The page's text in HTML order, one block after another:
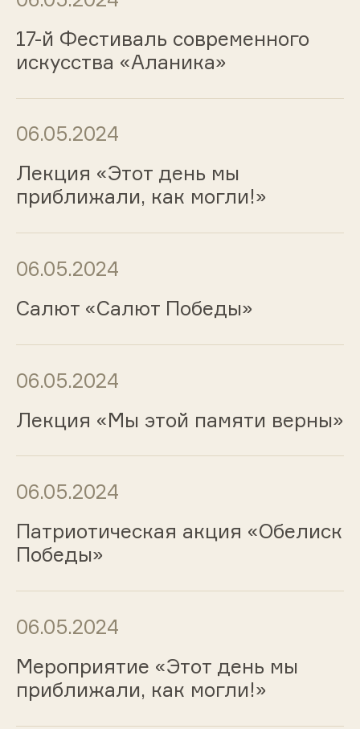
17-й Фестиваль современного
искусства «Аланика»
06.05.2024
Лекция «Этот день мы
приближали, как могли!»
06.05.2024
Салют «Салют Победы»
06.05.2024
Лекция «Мы этой памяти верны»
06.05.2024
Патриотическая акция «Обелиск
Победы»
06.05.2024
Мероприятие «Этот день мы
приближали, как могли!»